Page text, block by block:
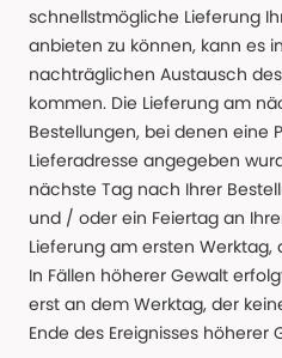
schnellstmögliche Lieferung
anbieten zu können, kann es
nachträglichen Austausch
kommen. Die Lieferung am
Bestellungen, bei denen eine
Lieferadresse angegeben
nächste Tag nach Ihrer
und / oder ein Feiertag an
Lieferung am ersten Werktag,
In Fällen höherer Gewalt
erst an dem Werktag, der
Ende des Ereignisses höherer